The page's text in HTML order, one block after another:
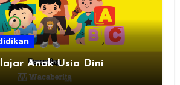
Anak Usia Dini